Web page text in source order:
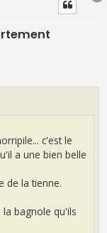
c'est le
a une bien belle
de la tienne.
bagnole qu'ils